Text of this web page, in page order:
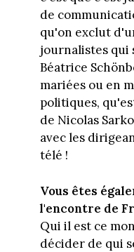
de
qu'on exclut
journalistes qui
Béatrice
mariées ou en
politiques,
de Nicolas
avec les
télé !
Vous êtes
l'encontre de
Qui il est ce
décider de qui